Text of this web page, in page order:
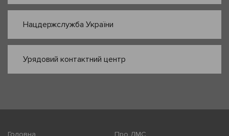
Нацдержслужба України
Урядовий контактний центр
Головна Про ДМС